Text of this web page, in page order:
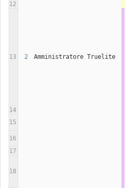
12
13 2 Amministratore Truelite
14
15
16
17
18